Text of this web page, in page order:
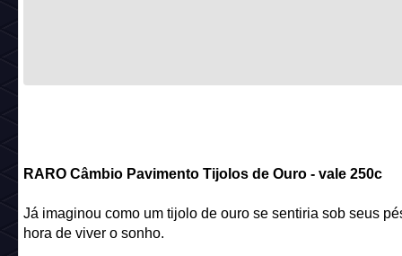
RARO Câmbio Pavimento Tijolos de Ouro - vale 250c
Já imaginou como um tijolo de ouro se sentiria sob seus
hora de viver o sonho.